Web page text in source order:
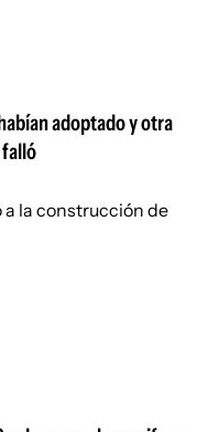
adoptado y otra
falló